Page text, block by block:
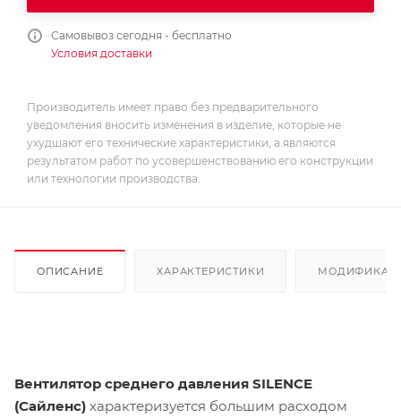
Самовывоз сегодня - бесплатно
Условия доставки
Производитель имеет право без предварительного
уведомления вносить изменения в изделие, которые не
ухудшают его технические характеристики, а являются
результатом работ по усовершенствованию его конструкции
или технологии производства.
ОПИСАНИЕ ХАРАКТЕРИСТИКИ
Вентилятор среднего давления SILENCE
(Сайленс) характеризуется большим расходом